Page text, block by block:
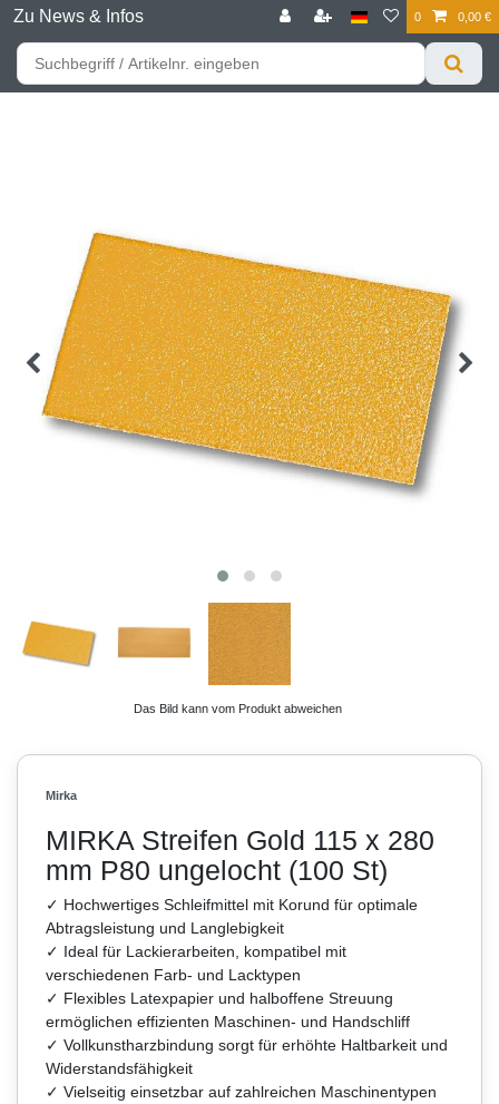
Zu News & Infos 0 0,00 €
Für bessere Preise HIER registrieren!
Das Bild kann vom Produkt abweichen
Mirka
MIRKA Streifen Gold 115 x 280
mm P80 ungelocht (100 St)
✓ Hochwertiges Schleifmittel mit Korund für optimale
Abtragsleistung und Langlebigkeit
✓ Ideal für Lackierarbeiten, kompatibel mit
verschiedenen Farb- und Lacktypen
✓ Flexibles Latexpapier und halboffene Streuung
ermöglichen effizienten Maschinen- und Handschliff
✓ Vollkunstharzbindung sorgt für erhöhte Haltbarkeit und
Widerstandsfähigkeit
✓ Vielseitig einsetzbar auf zahlreichen Maschinentypen